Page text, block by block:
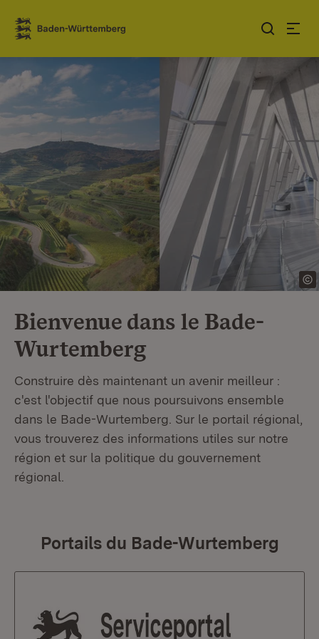
Sauter au contenu
Link zur Startseite
Bienvenue dans le Bade-
Wurtemberg
Construire dès maintenant un avenir meilleur :
c'est l'objectif que nous poursuivons ensemble
dans le Bade-Wurtemberg. Sur le portail régional,
vous trouverez des informations utiles sur notre
région et sur la politique du gouvernement
régional.
Portails du Bade-Wurtemberg